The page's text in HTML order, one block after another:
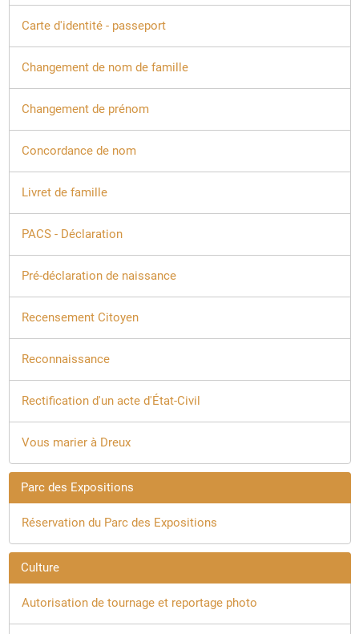
Carte d'identité - passeport
Changement de nom de famille
Changement de prénom
Concordance de nom
Livret de famille
PACS - Déclaration
Pré-déclaration de naissance
Recensement Citoyen
Reconnaissance
Rectification d'un acte d'État-Civil
Vous marier à Dreux
Parc des Expositions
Réservation du Parc des Expositions
Culture
Autorisation de tournage et reportage photo